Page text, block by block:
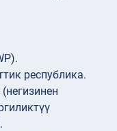
республика.